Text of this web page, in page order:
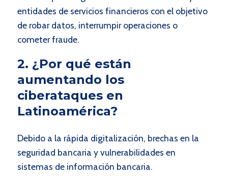
entidades de servicios financieros con el objetivo
de robar datos, interrumpir operaciones o
cometer fraude.
2. ¿Por qué están
aumentando los
ciberataques en
Latinoamérica?
Debido a la rápida digitalización, brechas en la
seguridad bancaria y vulnerabilidades en
sistemas de información bancaria.